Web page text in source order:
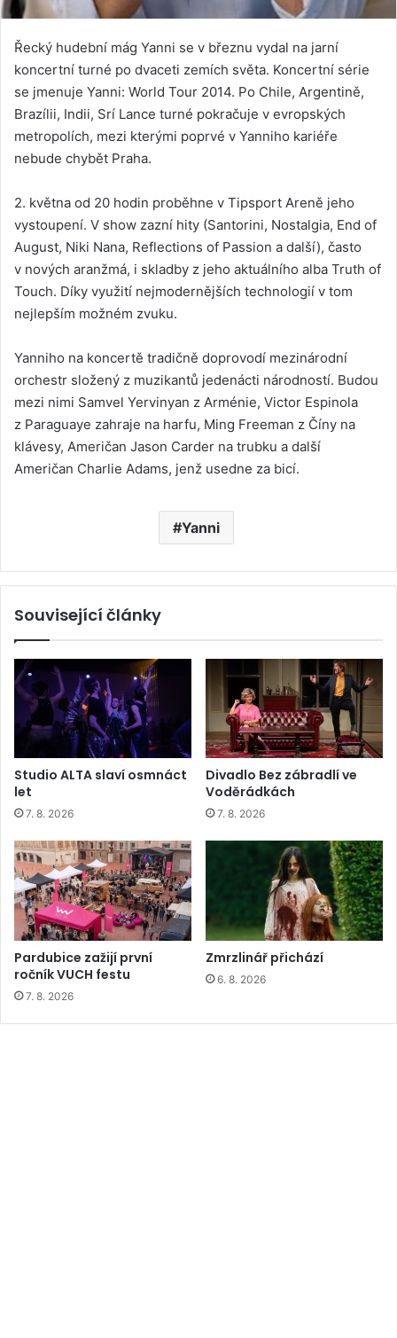
Řecký hudební mág Yanni se v březnu vydal na jarní
koncertní turné po dvaceti zemích světa. Koncertní série
se jmenuje Yanni: World Tour 2014. Po Chile, Argentině,
Brazílii, Indii, Srí Lance turné pokračuje v evropských
metropolích, mezi kterými poprvé v Yanniho kariéře
nebude chybět Praha.
2. května od 20 hodin proběhne v Tipsport Areně jeho
vystoupení. V show zazní hity (Santorini, Nostalgia, End of
August, Niki Nana, Reflections of Passion a další), často
v nových aranžmá, i skladby z jeho aktuálního alba Truth of
Touch. Díky využití nejmodernějších technologií v tom
nejlepším možném zvuku.
Yanniho na koncertě tradičně doprovodí mezinárodní
orchestr složený z muzikantů jedenácti národností. Budou
mezi nimi Samvel Yervinyan z Arménie, Victor Espinola
z Paraguaye zahraje na harfu, Ming Freeman z Číny na
klávesy, Američan Jason Carder na trubku a další
Američan Charlie Adams, jenž usedne za bicí.
Yanni
Související články
Studio ALTA slaví osmnáct
let
7. 8. 2026
Divadlo Bez zábradlí ve
Voděrádkách
7. 8. 2026
Pardubice zažijí první
ročník VUCH festu
7. 8. 2026
Zmrzlinář přichází
6. 8. 2026